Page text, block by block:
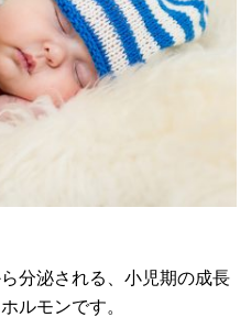
分泌される、小児期の成長
ルモンです。